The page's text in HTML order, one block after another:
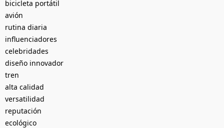
bicicleta portátil
avión
rutina diaria
influenciadores
celebridades
diseño innovador
tren
alta calidad
versatilidad
reputación
ecológico